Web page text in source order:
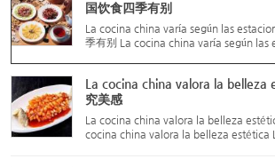
国饮食四季有别
La cocina china varía según las
季有别 La cocina china varía según las
La cocina china valora la belleza
究美感
La cocina china valora la belleza
cocina china valora la belleza estética